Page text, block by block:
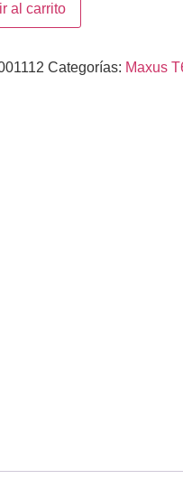
al carrito
Categorías: Maxus